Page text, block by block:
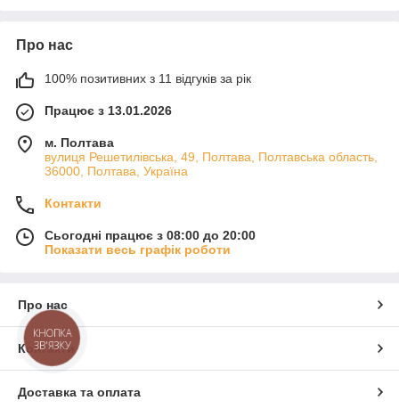
Про нас
100% позитивних з 11 відгуків за рік
Працює з 13.01.2026
м. Полтава
вулиця Решетилівська, 49, Полтава, Полтавська область,
36000, Полтава, Україна
Контакти
Сьогодні працює з 08:00 до 20:00
Показати весь графік роботи
Про нас
Контакти
Доставка та оплата
КНОПКА
ЗВ'ЯЗКУ